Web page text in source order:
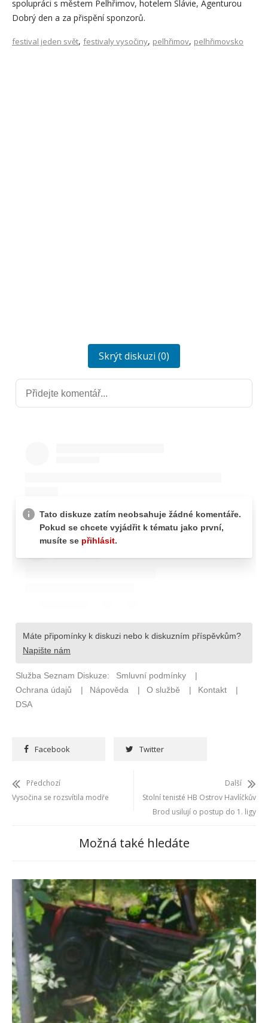
spolupráci s městem Pelhřimov, hotelem Slávie, Agenturou
Dobrý den a za přispění sponzorů.
festival jeden svět, festivaly vysočiny, pelhřimov, pelhřimovsko
Skrýt diskuzi (0)
Facebook Twitter
Předchozí
Vysočina se rozsvítila modře
Další
Stolní tenisté HB Ostrov Havlíčkův
Brod usilují o postup do 1. ligy
Možná také hledáte